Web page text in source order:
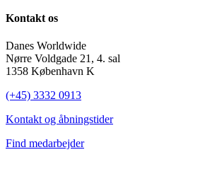
Kontakt os
Danes Worldwide
Nørre Voldgade 21, 4. sal
1358 København K
(+45) 3332 0913
Kontakt og åbningstider
Find medarbejder